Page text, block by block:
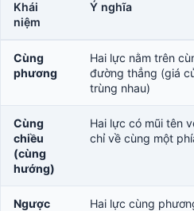
Khái
niệm
Ý nghĩa
Cùng
phương
Hai lực nằm trên
đường thẳng (giá
trùng nhau)
Cùng
chiều
(cùng
hướng)
Hai lực có mũi tên
chỉ về cùng một
Ngược
Hai lực cùng